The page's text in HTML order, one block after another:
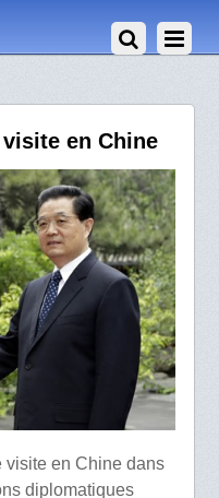
en Chine
visite en Chine dans
diplomatiques